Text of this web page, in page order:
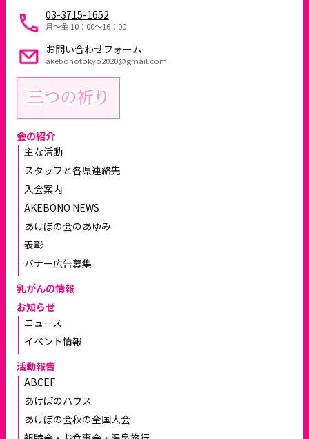
03-3715-1652
月～金 10：00〜16：00
お問い合わせフォーム
akebonotokyo2020@gmail.com
会の紹介
主な活動
スタッフと各県連絡先
入会案内
AKEBONO NEWS
あけぼの会のあゆみ
表彰
バナー広告募集
乳がんの情報
お知らせ
ニュース
イベント情報
活動報告
ABCEF
あけぼのハウス
あけぼの会秋の全国大会